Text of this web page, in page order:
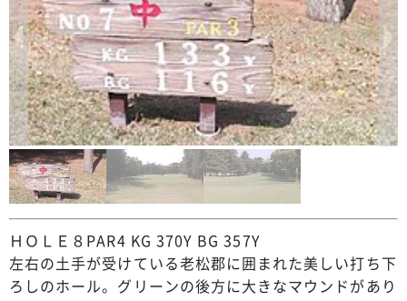
ＨＯＬＥ８PAR4 KG 370Y BG 357Y
左右の土手が受けている老松郡に囲まれた美しい打ち下
ろしのホール。グリーンの後方に大きなマウンドがあり